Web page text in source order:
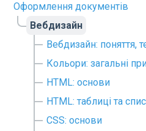
Оформлення документів
Вебдизайн
Вебдизайн: поняття,
Кольори: загальні
HTML: основи
HTML: таблиці та
CSS: основи